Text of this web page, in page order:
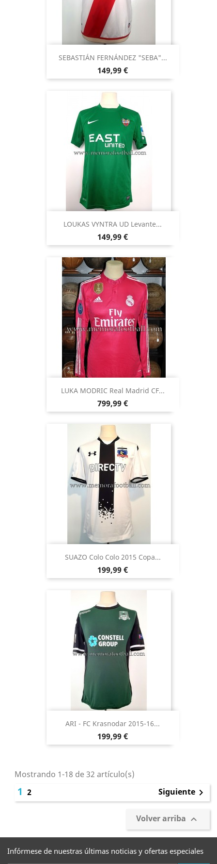
SEBASTIÁN FERNÁNDEZ "SEBA"...
Precio
149,99 €
LOUKAS VYNTRA UD Levante...
Precio
149,99 €
LUKA MODRIC Real Madrid CF...
Precio
799,99 €
SUAZO Colo Colo 2015 Copa...
Precio
199,99 €
ARI - FC Krasnodar 2015-16...
Precio
199,99 €
Mostrando 1-18 de 32 artículo(s)
1 2 Siguiente 
Volver arriba 
Infórmese de nuestras últimas noticias y ofertas especiales